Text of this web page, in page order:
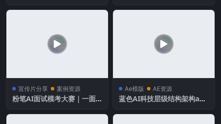
pth AI V1.1.3
宣传片分享 案例资源
粉笔AI面试模考大赛｜一面
Ae模版 AE资源
蓝色AI科技层级结构架构ae